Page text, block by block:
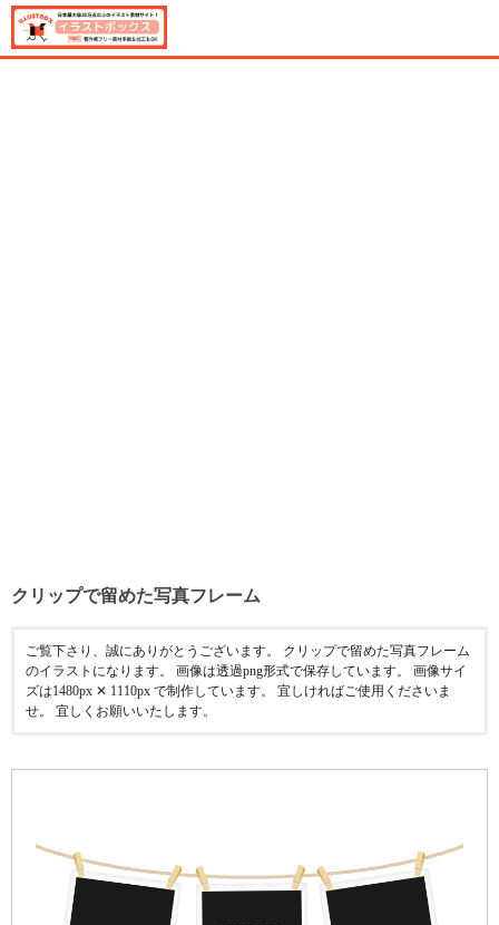
クリップで留めた写真フレーム
ご覧下さり、誠にありがとうございます。 クリップで留めた写真フレーム
のイラストになります。 画像は透過png形式で保存しています。 画像サイ
ズは1480px ✕ 1110px で制作しています。 宜しければご使用くださいま
せ。 宜しくお願いいたします。